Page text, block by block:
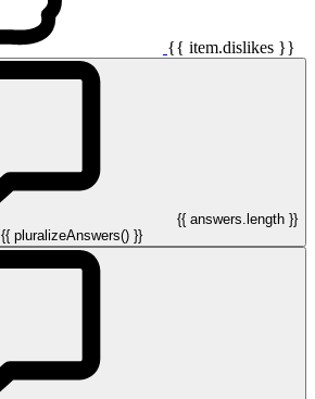
{{ item.dislikes }}
{{ answers.length }}
{{ pluralizeAnswers() }}